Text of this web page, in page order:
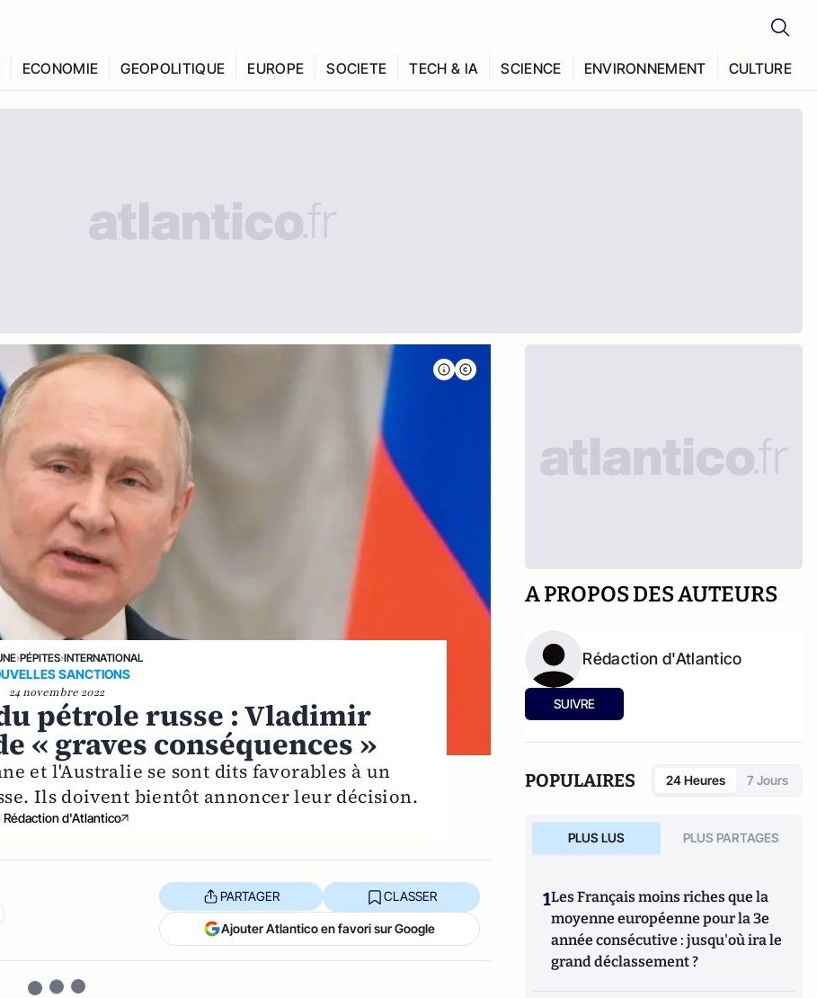
ECONOMIE GEOPOLITIQUE EUROPE SOCIETE TECH & IA SCIENCE ENVIRONNEMENT CULTURE
›PÉPITES›INTERNATIONAL
SANCTIONS
24 novembre 2022
pétrole russe : Vladimir
« graves conséquences »
et l'Australie se sont dits favorables à un
Ils doivent bientôt annoncer leur décision.
Rédaction d'Atlantico
PARTAGER CLASSER
Ajouter Atlantico en favori sur Google
A PROPOS DES AUTEURS
Rédaction d'Atlantico
SUIVRE
POPULAIRES 24 Heures 7 Jours
PLUS LUS PLUS PARTAGES
1Les Français moins riches que la
moyenne européenne pour la 3e
année consécutive : jusqu'où ira le
grand déclassement ?